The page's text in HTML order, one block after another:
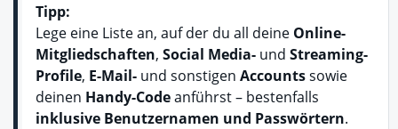
Tipp:
Lege eine Liste an, auf der du all deine Online-
Mitgliedschaften, Social Media- und Streaming-
Profile, E-Mail- und sonstigen Accountssowie
deinen Handy-Codeanführst – bestenfalls
inklusive Benutzernamen und Passwörtern.